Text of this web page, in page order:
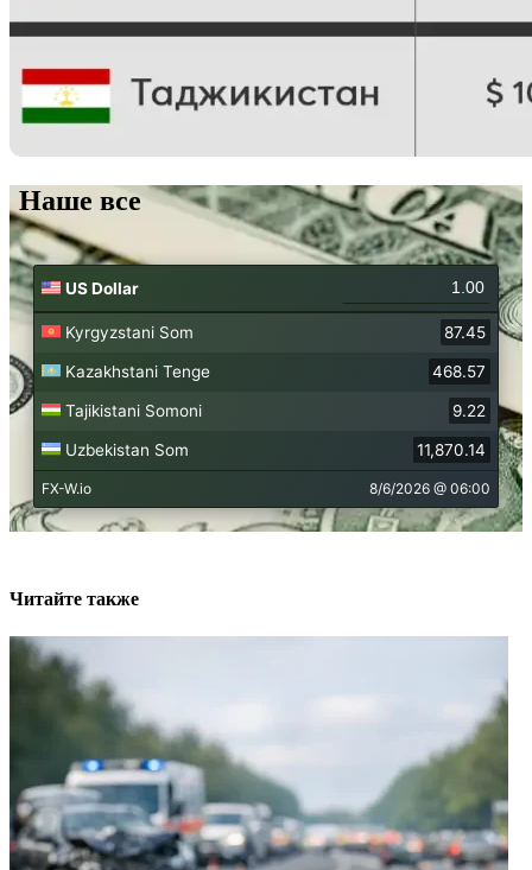
Наше все
Читайте также